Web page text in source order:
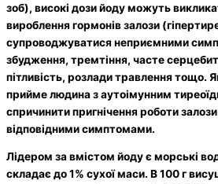
зоб), високі дози йоду можуть
вироблення гормонів залози
супроводжуватися неприємними
збудження, тремтіння, часте
пітливість, розлади травлення тощо.
прийме людина з аутоімунним
спричинити пригнічення роботи
відповідними симптомами.
Лідером за вмістом йоду є морські
складає до 1% сухої маси. В 100 г